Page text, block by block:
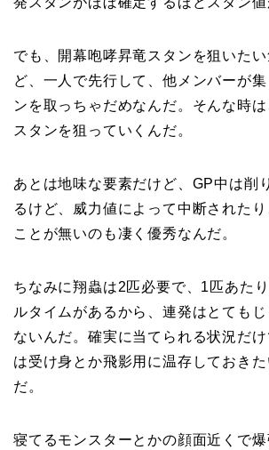
でも、開幕咆哮昇竜スタンを狙いた
ど、一人で先行して、他メンバーが
ンを取っちゃだめなんだ。そんな時
スタンを狙っていくんだ。
あとは地味な要素だけど、GP中は削
るけど、威力値によって中断された
ことが無いのも凄く優秀なんだ。
ちなみに翔蟲は2匹必要で、1匹あた
ルタイムがあるから、連発はとても
ないんだ。確実に当てられる状況だ
は受け身とか飛影用に温存しておき
だ。
寝てるモンスターとかの顔面近くで